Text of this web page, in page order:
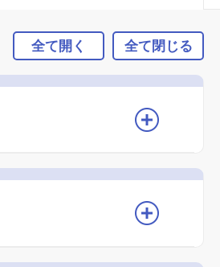
全て開く 全て閉じる